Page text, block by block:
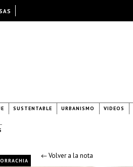
SUSTENTABLE URBANISMO VIDEOS
← Volver a la nota